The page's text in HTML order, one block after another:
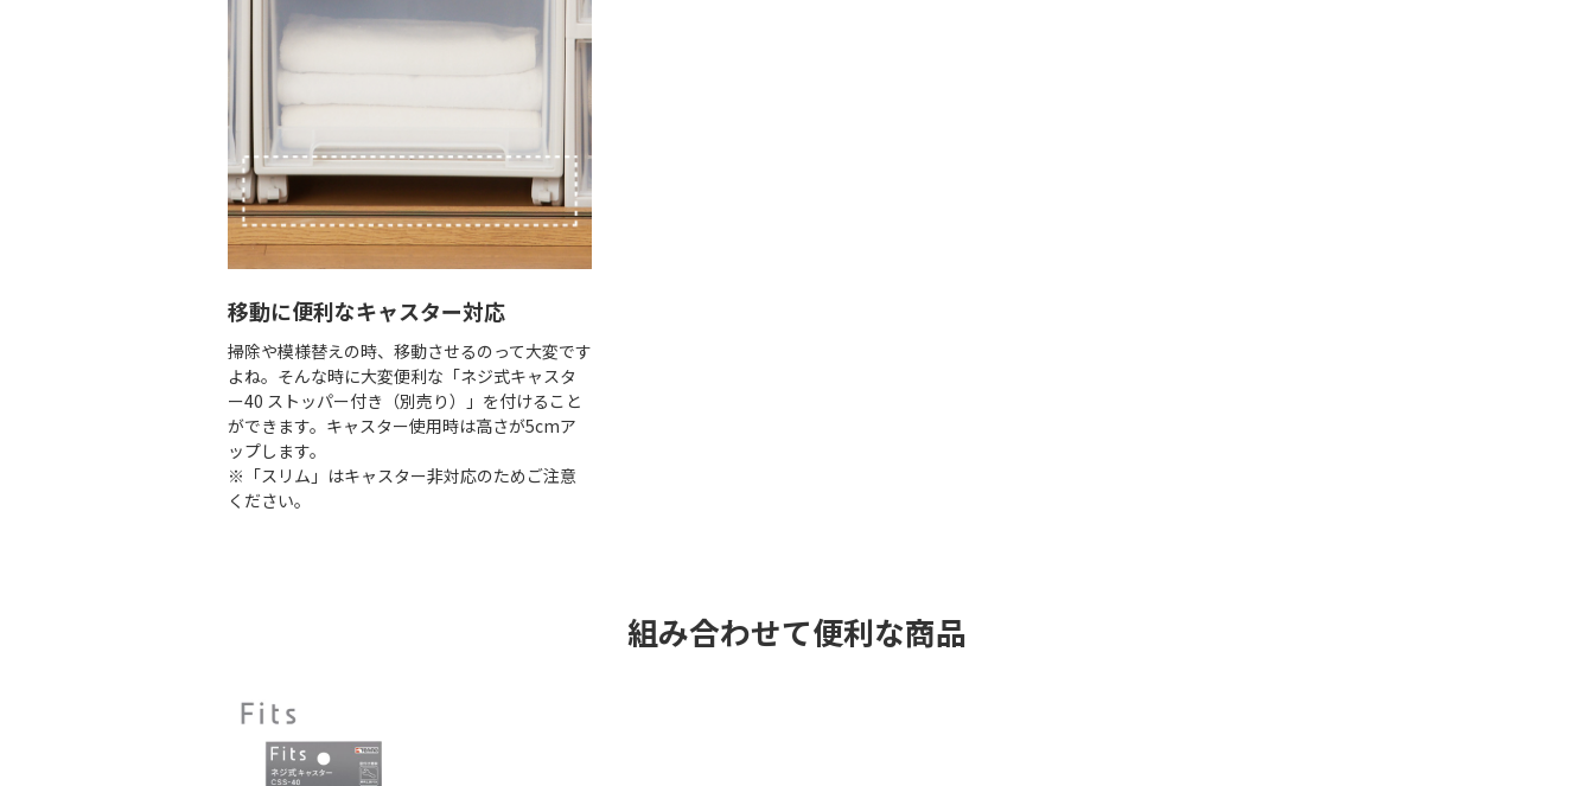
移動に便利なキャスター対応
掃除や模様替えの時、移動させるのって大変です
よね。そんな時に大変便利な「ネジ式キャスタ
ー40 ストッパー付き（別売り）」を付けること
ができます。キャスター使用時は高さが5cmア
ップします。
※「スリム」はキャスター非対応のためご注意
ください。
組み合わせて便利な商品